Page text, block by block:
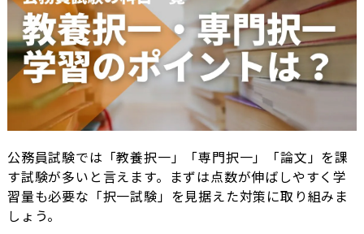
公務員試験では「教養択一」「専門択一」「論文」を課
す試験が多いと言えます。まずは点数が伸ばしやすく学
習量も必要な「択一試験」を見据えた対策に取り組みま
しょう。